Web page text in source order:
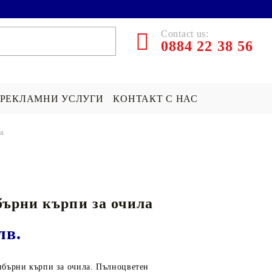
Contact us:
0884 22 38 56
СУИЧЪР ПО ПОРЪЧКА
Star Wars Подаръци
РЕКЛАМНИ УСЛУГИ КОНТАКТ С НАС
кърпи за очила
кърпи за очила. Пълноцветен